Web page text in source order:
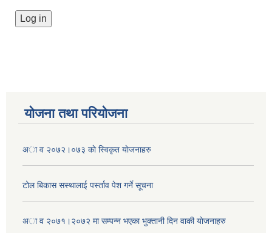
योजना तथा परियोजना
अा व २०७२।०७३ काे स्विकृत याेजनाहरु
टोल बिकास स‌स्थालाई प‌र्स्ताव पेश गर्ने सूचना
अा‍ व २०७१।२०७२ मा सम्पन्न भएका भुक्तानी दिन वा‌की याेजनाहरु